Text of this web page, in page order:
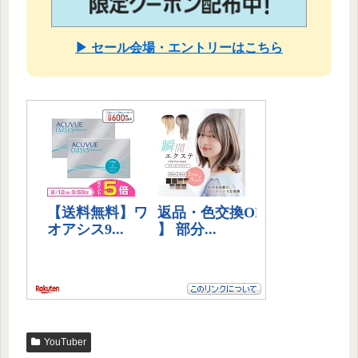
▶ セール会場・エントリーはこちら
YouTuber